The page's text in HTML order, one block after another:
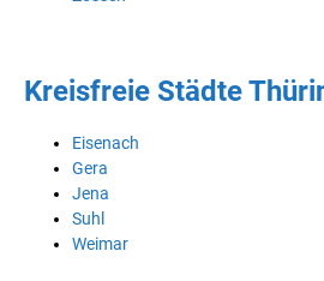
Kreisfreie Städte
Eisenach
Gera
Jena
Suhl
Weimar